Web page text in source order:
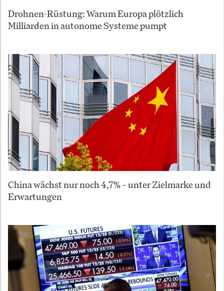
Drohnen-Rüstung: Warum Europa plötzlich
Milliarden in autonome Systeme pumpt
China wächst nur noch 4,7% – unter Zielmarke und
Erwartungen